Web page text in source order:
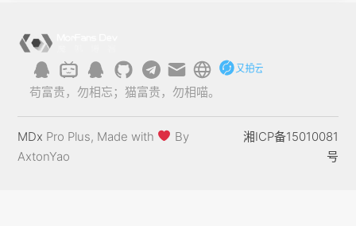
苟富贵，勿相忘；猫富贵，勿相喵。
MDx Pro Plus, Made with
By
AxtonYao
湘ICP备15010081
号